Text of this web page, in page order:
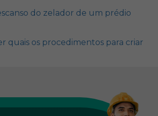
do zelador de um prédio
quais os procedimentos para criar